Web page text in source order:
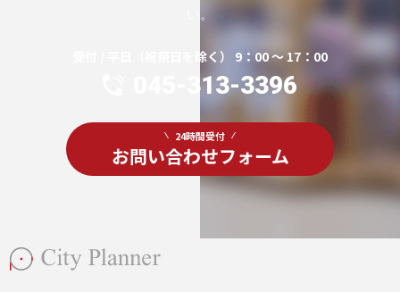
い。
受付 / 平日（祝祭日を除く） 9：00 ～ 17：00
045-313-3396
24時間受付
お問い合わせフォーム